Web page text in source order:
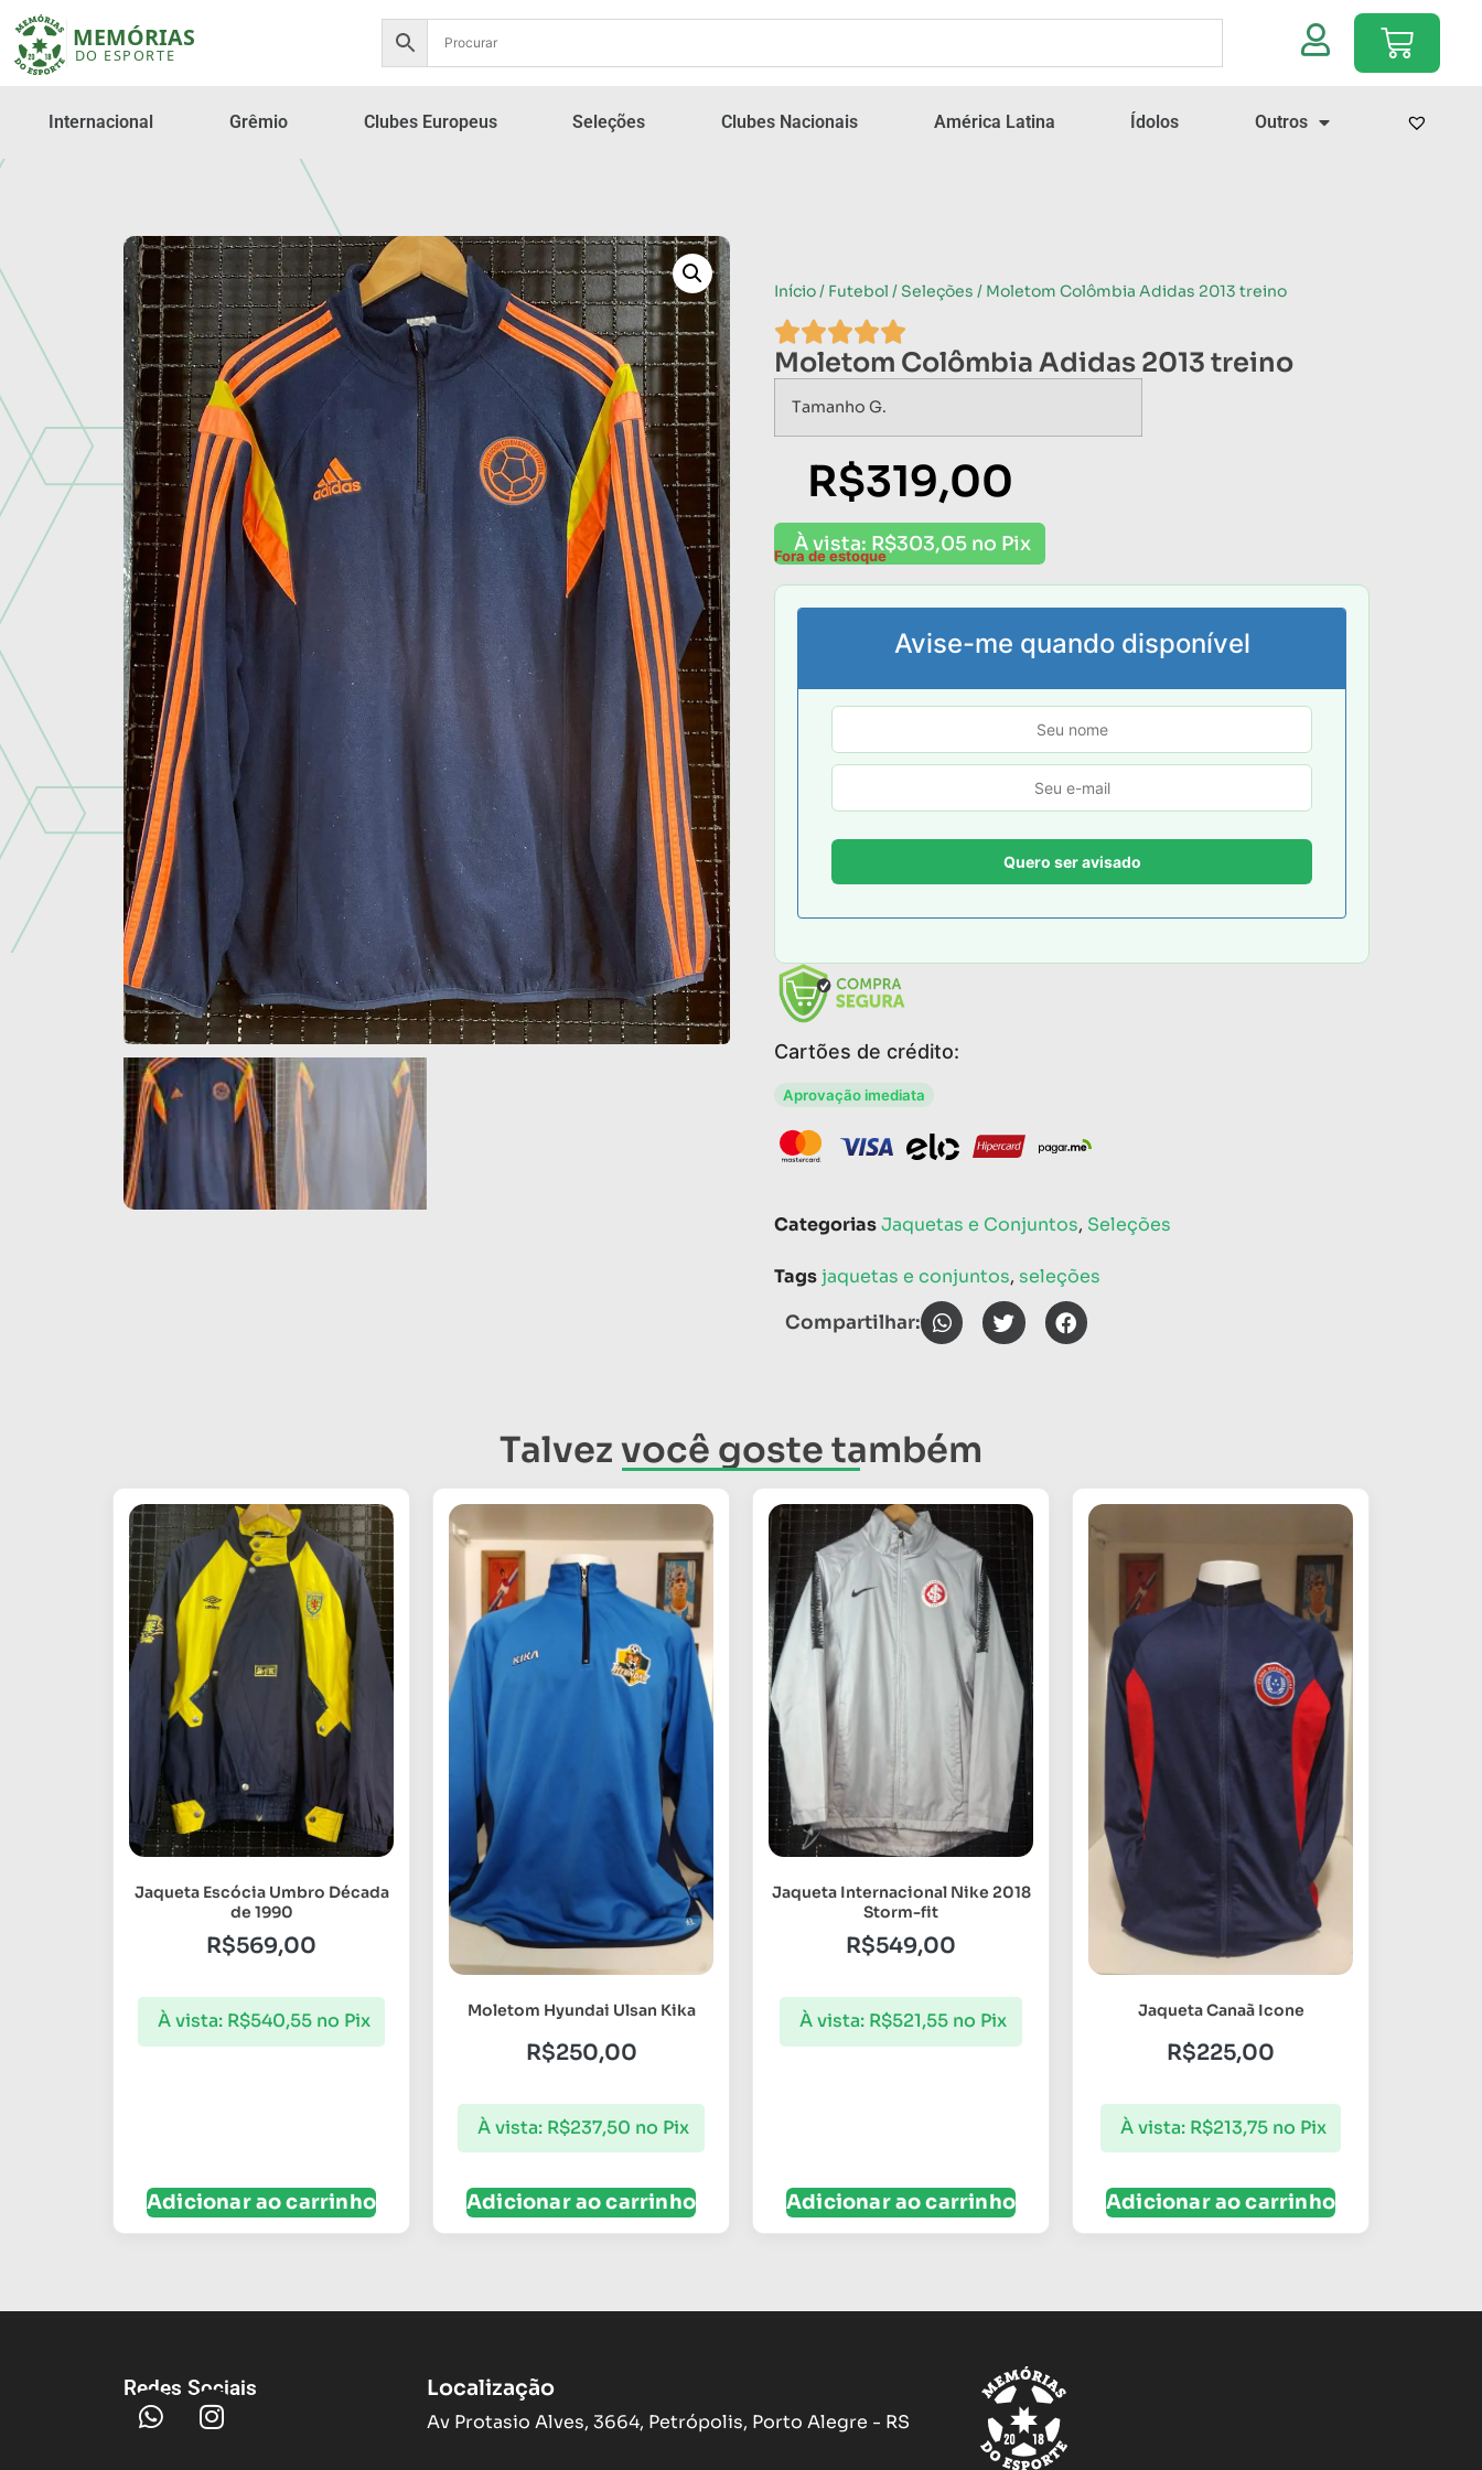
Internacional Grêmio Clubes Europeus Seleções Clubes Nacionais América Latina Ídolos Outros
Início/ Futebol /Seleções / Moletom Colômbia Adidas 2013 treino
Moletom Colômbia Adidas 2013 treino
Tamanho G.
R$319,00
À vista: R$303,05 no Pix
Fora de estoque
Avise-me quando disponível
Cartões de crédito:
Aprovação imediata
CategoriasJaquetas e Conjuntos, Seleções
Tagsjaquetas e conjuntos, seleções
Compartilhar:
Talvez você goste também
Jaqueta Escócia Umbro Década
de 1990
R$569,00
À vista: R$540,55 no Pix
Adicionar ao carrinho
Moletom Hyundai Ulsan Kika
R$250,00
À vista: R$237,50 no Pix
Adicionar ao carrinho
Jaqueta Internacional Nike 2018
Storm-fit
R$549,00
À vista: R$521,55 no Pix
Adicionar ao carrinho
Jaqueta Canaã Icone
R$225,00
À vista: R$213,75 no Pix
Adicionar ao carrinho
Redes Sociais Localização
Av Protasio Alves, 3664, Petrópolis, Porto Alegre - RS